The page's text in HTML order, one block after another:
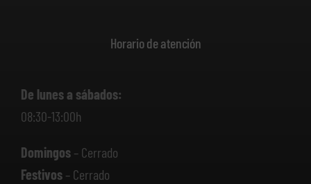
Horario de atención
De lunes a sábados:
08:30-13:00h
Domingos– Cerrado
Festivos– Cerrado